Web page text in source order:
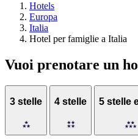
Hotels
Europa
Italia
Hotel per famiglie a Italia
Vuoi prenotare un
3 stelle 4 stelle 5 stelle